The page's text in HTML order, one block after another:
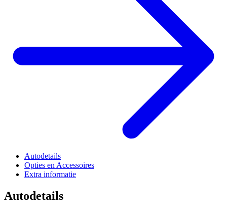
Autodetails
Opties en Accessoires
Extra informatie
Autodetails